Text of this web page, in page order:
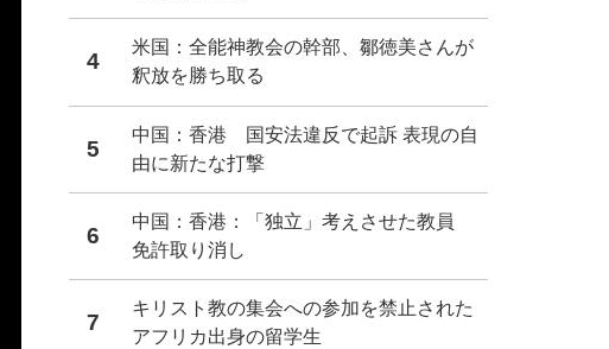
4
米国：全能神教会の幹部、鄒徳美さんが
釈放を勝ち取る
5
中国：香港 国安法違反で起訴 表現の自
由に新たな打撃
6
中国：香港：「独立」考えさせた教員
免許取り消し
7
キリスト教の集会への参加を禁止された
アフリカ出身の留学生